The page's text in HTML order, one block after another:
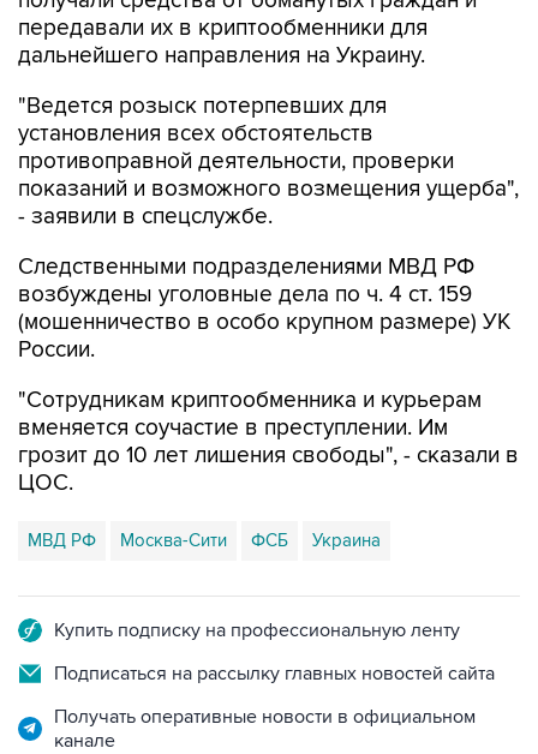
передавали их в криптообменники для
дальнейшего направления на Украину.
"Ведется розыск потерпевших для
установления всех обстоятельств
противоправной деятельности, проверки
показаний и возможного возмещения ущерба",
- заявили в спецслужбе.
Следственными подразделениями МВД РФ
возбуждены уголовные дела по ч. 4 ст. 159
(мошенничество в особо крупном размере) УК
России.
"Сотрудникам криптообменника и курьерам
вменяется соучастие в преступлении. Им
грозит до 10 лет лишения свободы", - сказали в
ЦОС.
МВД РФ Москва-Сити ФСБ Украина
Купить подписку на профессиональную ленту
Подписаться на рассылку главных новостей сайта
Получать оперативные новости в официальном
канале